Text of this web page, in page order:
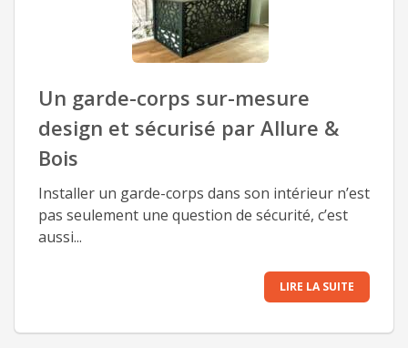
Un garde-corps sur-mesure
design et sécurisé par Allure &
Bois
Installer un garde-corps dans son intérieur n’est
pas seulement une question de sécurité, c’est
aussi...
LIRE LA SUITE